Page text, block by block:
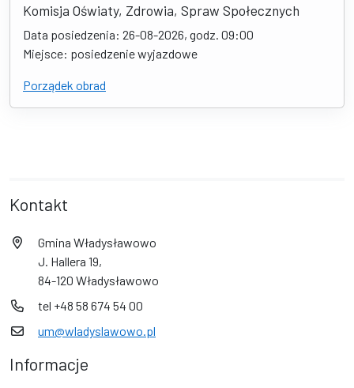
Komisja Oświaty, Zdrowia, Spraw Społecznych
Data posiedzenia: 26-08-2026, godz. 09:00
Miejsce: posiedzenie wyjazdowe
Porządek obrad
Kontakt
Gmina Władysławowo
J. Hallera 19,
84-120 Władysławowo
tel +48 58 674 54 00
um@wladyslawowo.pl
Informacje